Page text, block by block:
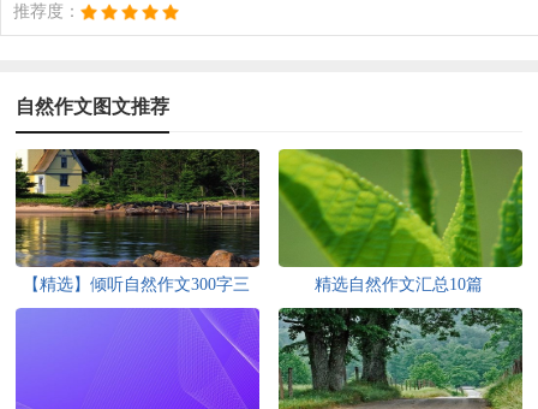
推荐度：
自然作文图文推荐
【精选】倾听自然作文300字三
精选自然作文汇总10篇